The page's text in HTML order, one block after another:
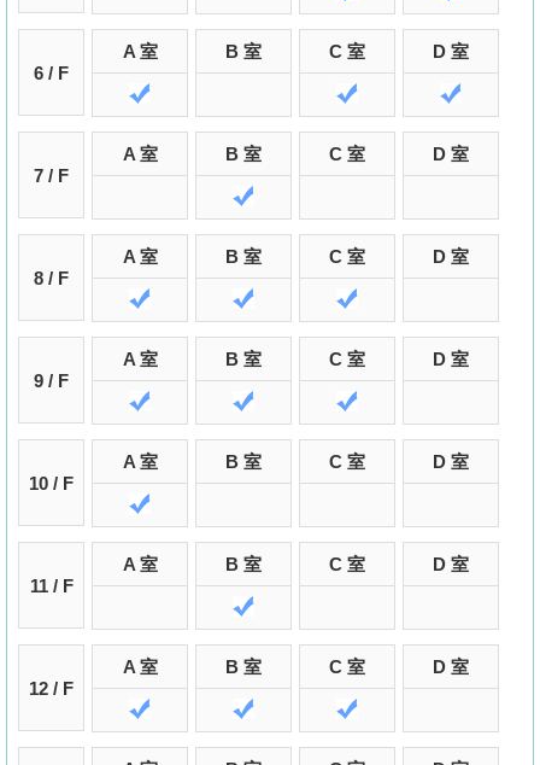
我
們
6 / F
A 室 B 室 C 室 D 室
7 / F
A 室 B 室 C 室 D 室
8 / F
A 室 B 室 C 室 D 室
9 / F
A 室 B 室 C 室 D 室
10 / F
A 室 B 室 C 室 D 室
11 / F
A 室 B 室 C 室 D 室
12 / F
A 室 B 室 C 室 D 室